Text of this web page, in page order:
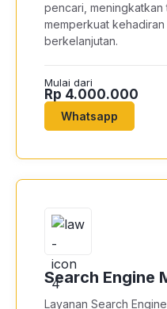
pencari,
memperkuat
berkelanjutan.
Mulai dari
Rp 4.000.000
Whatsapp
Search Engine
Layanan Search